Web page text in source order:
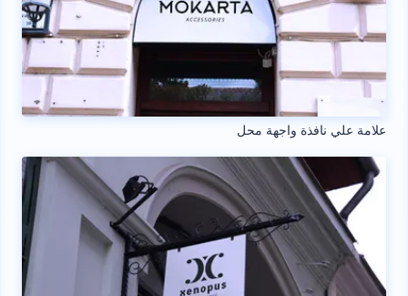
علامة علي نافذة واجهة محل